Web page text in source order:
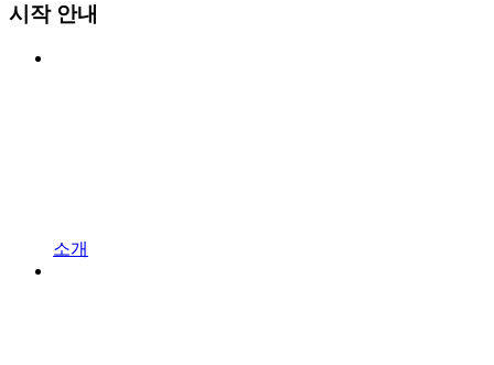
시작 안내
소개